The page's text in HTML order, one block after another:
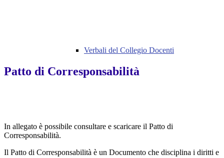
Verbali del Collegio Docenti
Patto di Corresponsabilità
In allegato è possibile consultare e scaricare il Patto di
Corresponsabilità.
Il Patto di Corresponsabilità è un Documento che disciplina i diritti e